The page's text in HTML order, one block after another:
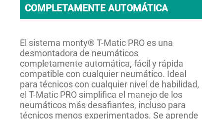
COMPLETAMENTE AUTOMÁTICA
El sistema monty® T-Matic PRO es una
desmontadora de neumáticos
completamente automática, fácil y rápida
compatible con cualquier neumático. Ideal
para técnicos con cualquier nivel de habilidad,
el T-Matic PRO simplifica el manejo de los
neumáticos más desafiantes, incluso para
técnicos menos experimentados. Se aprende